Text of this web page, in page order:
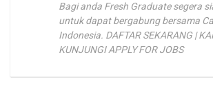
Bagi anda Fresh Graduate segera
untuk dapat bergabung bersama
Indonesia. DAFTAR SEKARANG |
KUNJUNGI APPLY FOR JOBS